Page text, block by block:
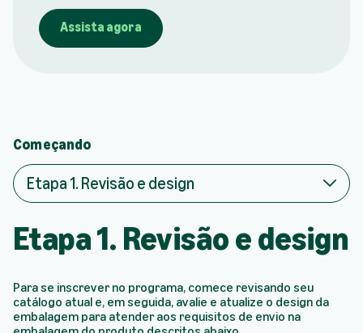
n
-
s
e
n
S
I
P
Assista agora
Começando
Etapa 1. Revisão e design
Etapa 1. Revisão e design
Para se inscrever no programa, comece revisando seu
catálogo atual e, em seguida, avalie e atualize o design da
embalagem para atender aos requisitos de envio na